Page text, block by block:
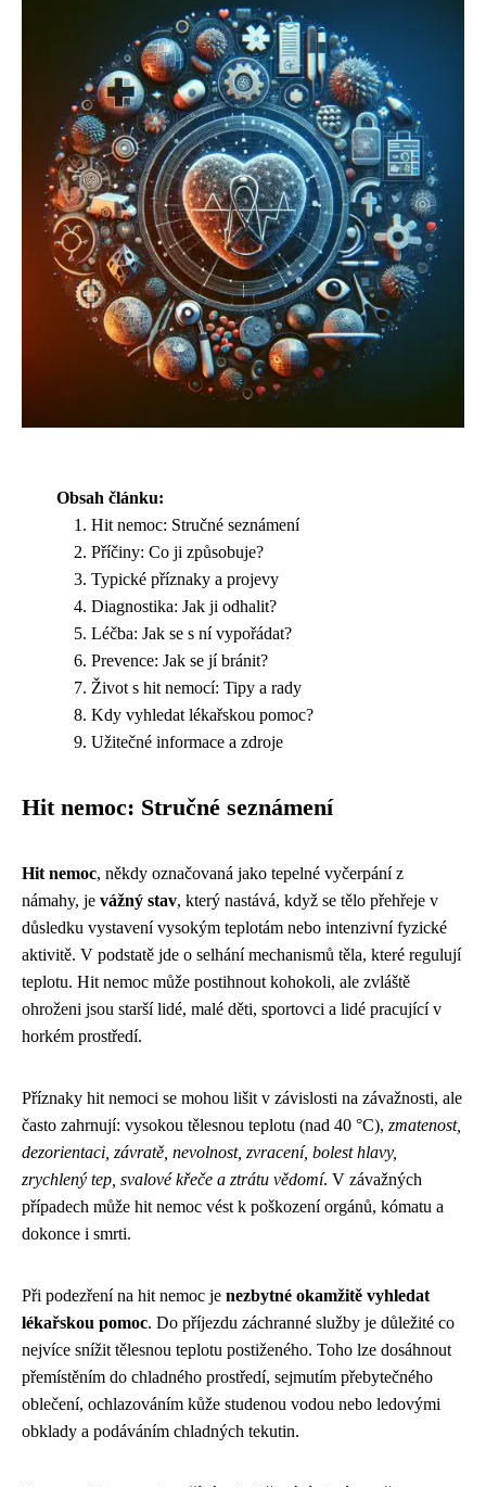
Obsah článku:
Hit nemoc: Stručné seznámení
Příčiny: Co ji způsobuje?
Typické příznaky a projevy
Diagnostika: Jak ji odhalit?
Léčba: Jak se s ní vypořádat?
Prevence: Jak se jí bránit?
Život s hit nemocí: Tipy a rady
Kdy vyhledat lékařskou pomoc?
Užitečné informace a zdroje
Hit nemoc: Stručné seznámení
Hit nemoc, někdy označovaná jako tepelné vyčerpání z
námahy, je vážný stav, který nastává, když se tělo přehřeje v
důsledku vystavení vysokým teplotám nebo intenzivní fyzické
aktivitě. V podstatě jde o selhání mechanismů těla, které regulují
teplotu. Hit nemoc může postihnout kohokoli, ale zvláště
ohroženi jsou starší lidé, malé děti, sportovci a lidé pracující v
horkém prostředí.
Příznaky hit nemoci se mohou lišit v závislosti na závažnosti, ale
často zahrnují: vysokou tělesnou teplotu (nad 40 °C), zmatenost,
dezorientaci, závratě, nevolnost, zvracení, bolest hlavy,
zrychlený tep, svalové křeče a ztrátu vědomí. V závažných
případech může hit nemoc vést k poškození orgánů, kómatu a
dokonce i smrti.
Při podezření na hit nemoc je nezbytné okamžitě vyhledat
lékařskou pomoc. Do příjezdu záchranné služby je důležité co
nejvíce snížit tělesnou teplotu postiženého. Toho lze dosáhnout
přemístěním do chladného prostředí, sejmutím přebytečného
oblečení, ochlazováním kůže studenou vodou nebo ledovými
obklady a podáváním chladných tekutin.